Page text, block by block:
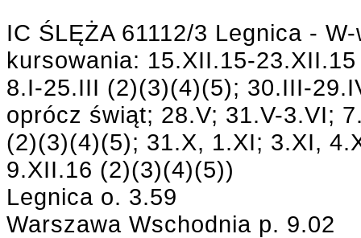
IC ŚLĘŻA 61112/3 Legnica -
kursowania: 15.XII.15-
8.I-25.III (2)(3)(4)(5); 30.III-
oprócz świąt; 28.V; 31.V-3.VI;
(2)(3)(4)(5); 31.X, 1.XI; 3.XI,
9.XII.16 (2)(3)(4)(5))
Legnica o. 3.59
Warszawa Wschodnia p. 9.02